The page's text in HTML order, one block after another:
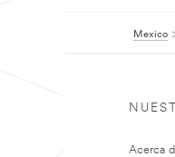
Mexico
Acerca